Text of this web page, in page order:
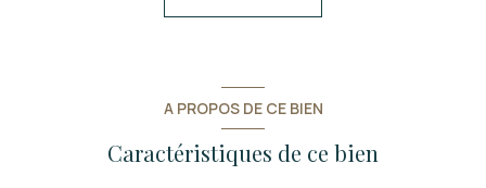
A PROPOS DE CE BIEN
Caractéristiques de ce bien